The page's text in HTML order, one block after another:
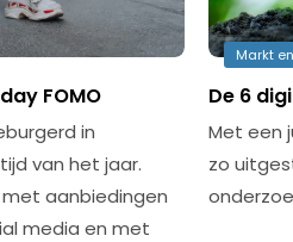
FOMO
in
van het jaar.
aanbiedingen
media en met
Markt
De 6
Met een
zo